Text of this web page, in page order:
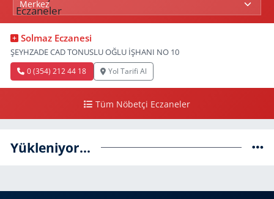
Solmaz Eczanesi
ŞEYHZADE CAD TONUSLU OĞLU İŞHANI NO 10
0 (354) 212 44 18 Yol Tarifi Al
Tüm Nöbetçi Eczaneler
Yükleniyor...